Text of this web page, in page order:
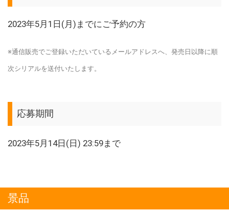
2023年5月1日(月)までにご予約の方
※通信販売でご登録いただいているメールアドレスへ、発売日以降に順
次シリアルを送付いたします。
応募期間
2023年5月14日(日) 23:59まで
景品